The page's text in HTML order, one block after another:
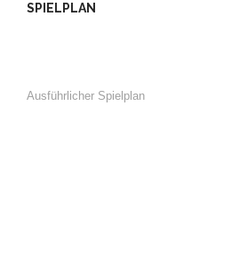
SPIELPLAN
Ausführlicher Spielplan